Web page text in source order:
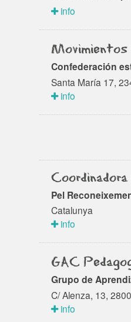
info
Movimientos
Confederación
Santa María 17,
info
Pel
Catalunya
info
GAC
Grupo de
C/ Alenza, 13,
info